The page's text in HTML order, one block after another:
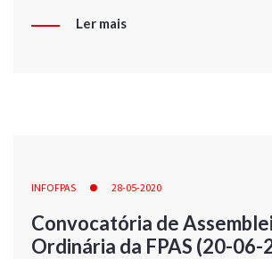
Ler mais
INFOFPAS 28-05-2020
Convocatória de
Ordinária da FPAS (20-06-